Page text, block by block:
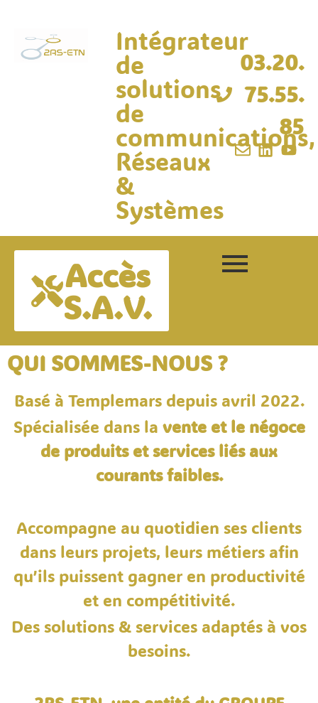
Intégrateur
de
solutions
de
communications,
Réseaux
&
Systèmes
03.20.
75.55.
85
Accès
S.A.V.
QUI SOMMES-NOUS ?
Basé à Templemars depuis avril 2022.
Spécialisée dans la vente et le négoce
de produits et services liés aux
courants faibles.
Accompagne au quotidien ses clients
dans leurs projets, leurs métiers afin
qu’ils puissent gagner en productivité
et en compétitivité.
Des solutions & services adaptés à vos
besoins.